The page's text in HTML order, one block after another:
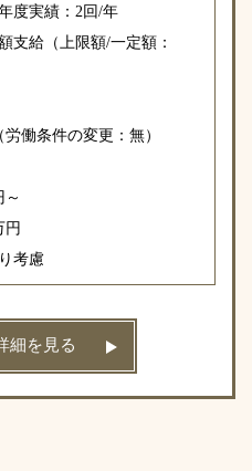
度実績：2回/年
支給（上限額/一定額：
働条件の変更：無）
～
円
考慮
細を見る